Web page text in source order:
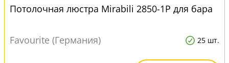
Потолочная люстра Mirabili 2850-1P для бара
Favourite (Германия) 25 шт.